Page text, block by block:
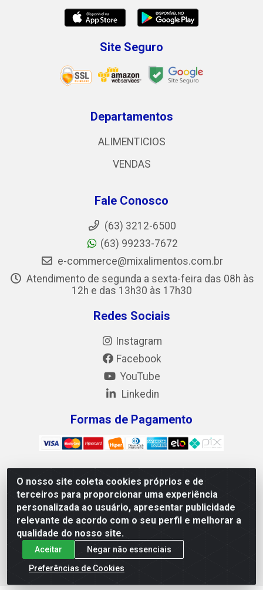
O nosso site coleta cookies próprios e de
terceiros para proporcionar uma experiência
personalizada ao usuário, apresentar publicidade
relevante de acordo com o seu perfil e melhorar a
qualidade do nosso site.
Aceitar
Negar não essenciais
Preferências de Cookies
Site Seguro
Departamentos
ALIMENTICIOS
VENDAS
Fale Conosco
(63) 3212-6500
(63) 99233-7672
e-commerce@mixalimentos.com.br
Atendimento de segunda a sexta-feira das 08h às
12h e das 13h30 às 17h30
Redes Sociais
Instagram
Facebook
YouTube
Linkedin
Formas de Pagamento
Mix Alimentos LTDA - Quadra Asr Ne 55 (412 Norte), Alameda
02, S/N - Plano Diretor Norte, Palmas/TO - CEP 77.006-540 -
CNPJ 05.922.500/0001-02